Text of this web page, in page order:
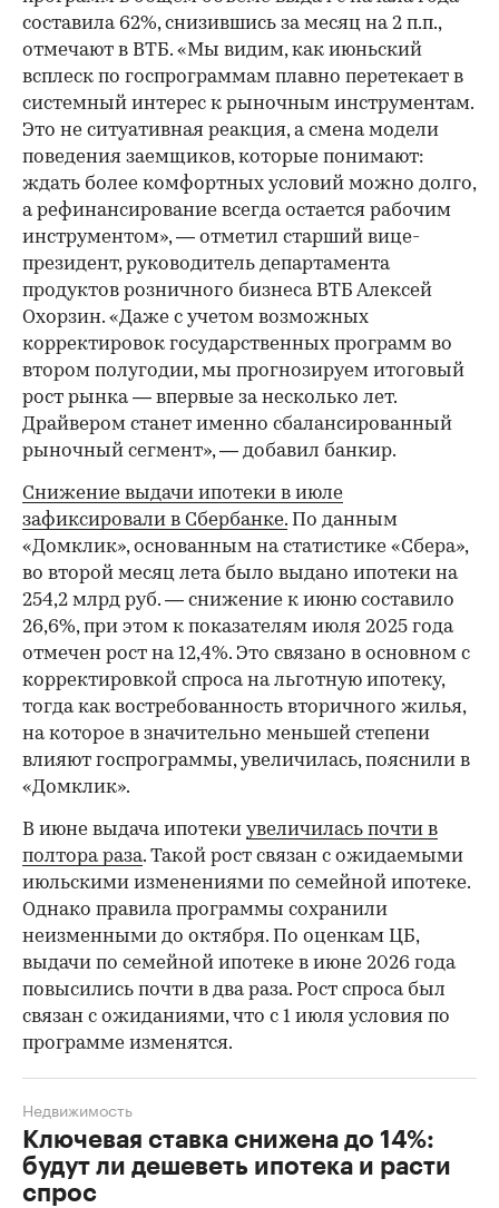
составила 62%, снизившись за месяц на 2 п.п.,
отмечают в ВТБ. «Мы видим, как июньский
всплеск по госпрограммам плавно перетекает в
системный интерес к рыночным инструментам.
Это не ситуативная реакция, а смена модели
поведения заемщиков, которые понимают:
ждать более комфортных условий можно долго,
а рефинансирование всегда остается рабочим
инструментом», — отметил старший вице-
президент, руководитель департамента
продуктов розничного бизнеса ВТБ Алексей
Охорзин. «Даже с учетом возможных
корректировок государственных программ во
втором полугодии, мы прогнозируем итоговый
рост рынка — впервые за несколько лет.
Драйвером станет именно сбалансированный
рыночный сегмент», — добавил банкир.
Снижение выдачи ипотеки в июле
зафиксировали в Сбербанке. По данным
«Домклик», основанным на статистике «Сбера»,
во второй месяц лета было выдано ипотеки на
254,2 млрд руб. — снижение к июню составило
26,6%, при этом к показателям июля 2025 года
отмечен рост на 12,4%. Это связано в основном с
корректировкой спроса на льготную ипотеку,
тогда как востребованность вторичного жилья,
на которое в значительно меньшей степени
влияют госпрограммы, увеличилась, пояснили в
«Домклик».
В июне выдача ипотеки увеличилась почти в
полтора раза. Такой рост связан с ожидаемыми
июльскими изменениями по семейной ипотеке.
Однако правила программы сохранили
неизменными до октября. По оценкам ЦБ,
выдачи по семейной ипотеке в июне 2026 года
повысились почти в два раза. Рост спроса был
связан с ожиданиями, что с 1 июля условия по
программе изменятся.
Ключевая ставка снижена до 14%:
будут ли дешеветь ипотека и расти
спрос
Недвижимость